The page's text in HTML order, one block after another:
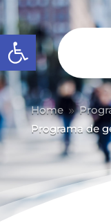
Abrir barra de
Home 9
Programa de